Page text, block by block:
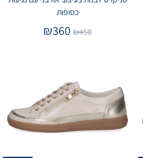
כסופות
₪450
₪360